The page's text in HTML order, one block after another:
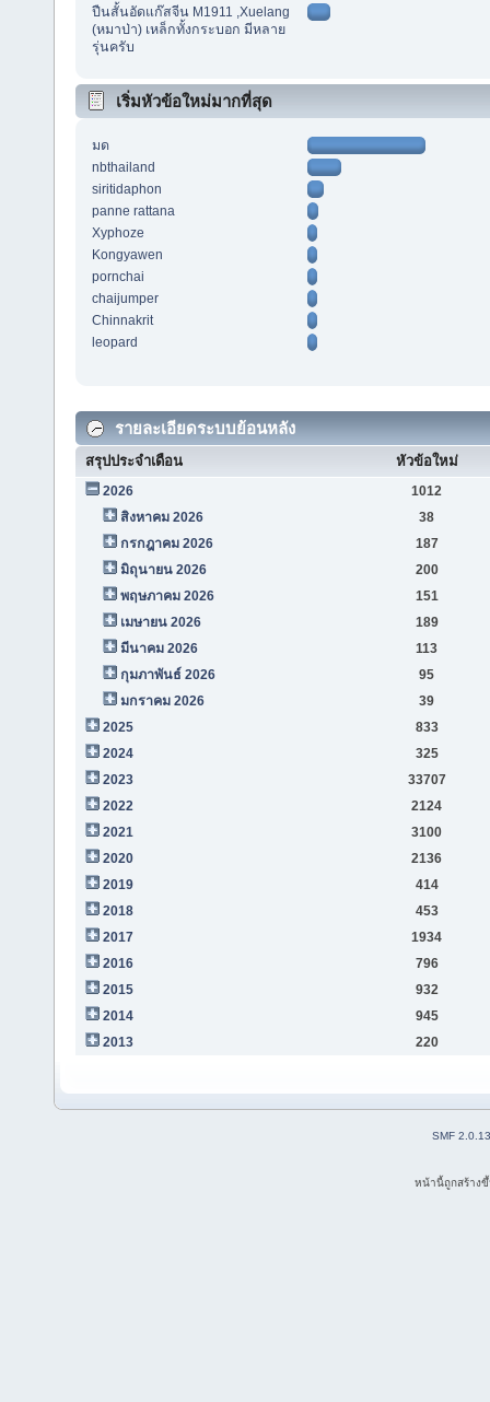
ปืนสั้นอัดแก๊สจีน M1911 ,Xuelang
(หมาป่า) เหล็กทั้งกระบอก มีหลาย
รุ่นครับ
เริ่มหัวข้อใหม่มากที่สุด
มด
nbthailand
siritidaphon
panne rattana
Xyphoze
Kongyawen
pornchai
chaijumper
Chinnakrit
leopard
รายละเอียดระบบย้อนหลัง
สรุปประจำเดือน หัวข้อใหม่
2026
1012
สิงหาคม 2026
38
กรกฎาคม 2026
187
มิถุนายน 2026
200
พฤษภาคม 2026
151
เมษายน 2026
189
มีนาคม 2026
113
กุมภาพันธ์ 2026
95
มกราคม 2026
39
2025
833
2024
325
2023
33707
2022
2124
2021
3100
2020
2136
2019
414
2018
453
2017
1934
2016
796
2015
932
2014
945
2013
220
SMF 2.0.13
หน้านี้ถูกสร้าง